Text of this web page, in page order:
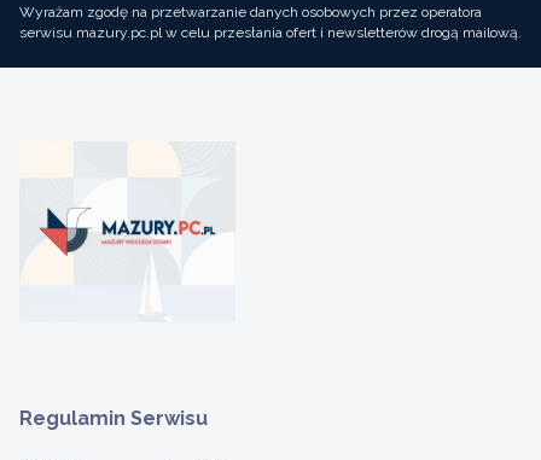
Wyrażam zgodę na przetwarzanie danych osobowych przez operatora
serwisu mazury.pc.pl w celu przesłania ofert i newsletterów drogą mailową.
Regulamin Serwisu